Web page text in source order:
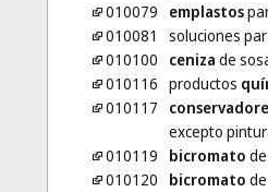
010079
emplastos
010081
soluciones
010100
ceniza de
010116 productos
010117
excepto
010119
bicromato
010120
bicromato